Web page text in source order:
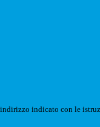
indicato con le